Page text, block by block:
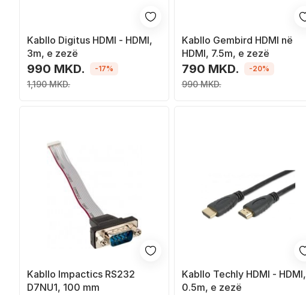
Kabllo Digitus HDMI - HDMI,
3m, e zezë
990 MKD.
1,190 MKD.
-17%
Kabllo Gembird HDMI në
HDMI, 7.5m, e zezë
790 MKD.
990 MKD.
-20%
Kabllo Impactics RS232
D7NU1, 100 mm
Kabllo Techly HDMI - HDMI,
0.5m, e zezë